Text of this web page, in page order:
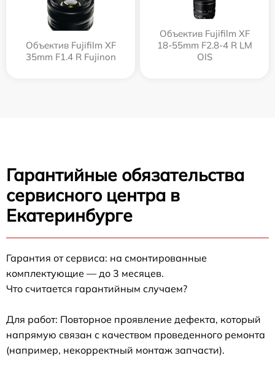
Объектив Fujifilm XF
35mm F1.4 R Fujinon
Объектив Fujifilm XF
18-55mm F2.8-4 R LM
OIS
Гарантийные обязательства
сервисного центра в
Екатеринбурге
Гарантия от сервиса: на смонтированные
комплектующие — до 3 месяцев.
Что считается гарантийным случаем?
Для работ: Повторное проявление дефекта, который
напрямую связан с качеством проведенного ремонта
(например, некорректный монтаж запчасти).